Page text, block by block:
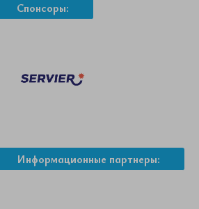
Спонсоры:
Информационные партнеры: